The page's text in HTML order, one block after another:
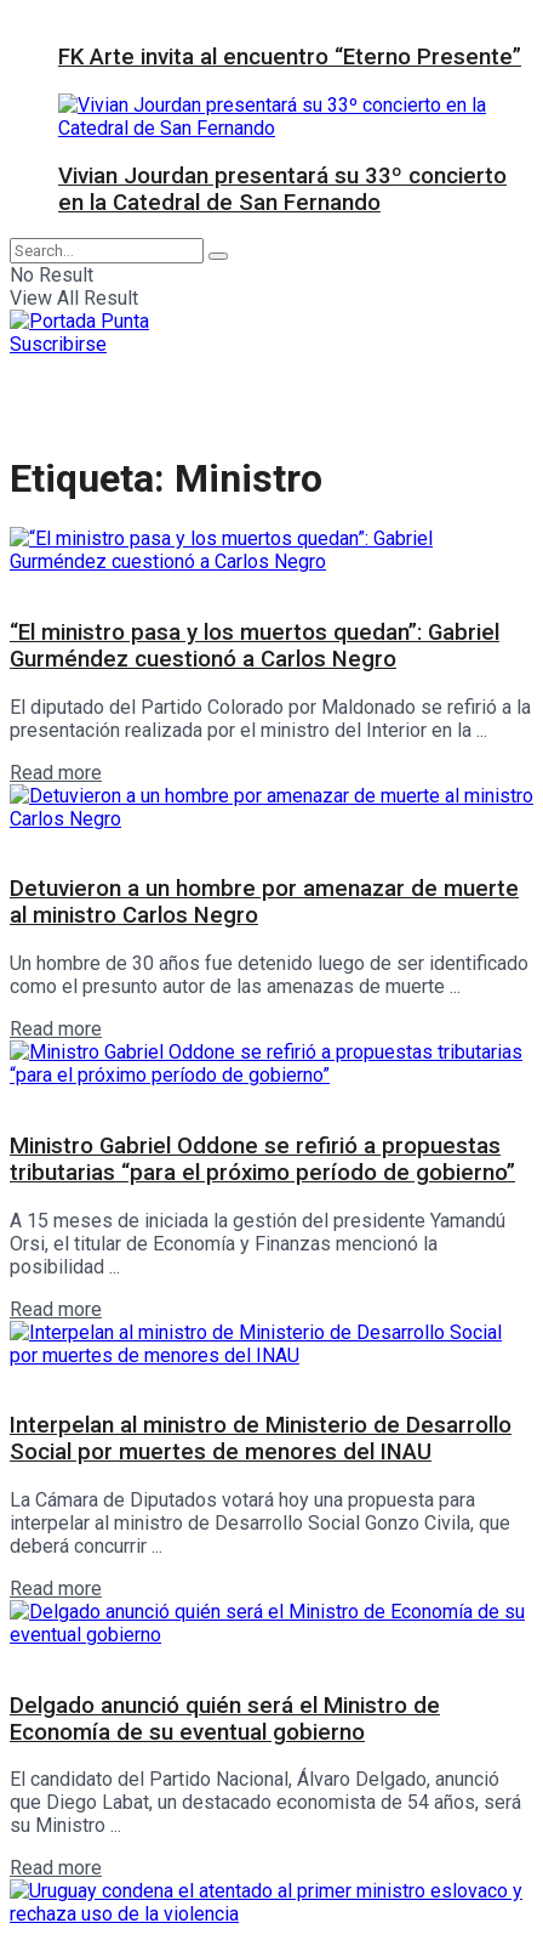
FK Arte invita al encuentro “Eterno Presente”
Vivian Jourdan presentará su 33º concierto
en la Catedral de San Fernando
No Result
View All Result
Suscribirse
Etiqueta: Ministro
“El ministro pasa y los muertos quedan”: Gabriel
Gurméndez cuestionó a Carlos Negro
El diputado del Partido Colorado por Maldonado se refirió a la
presentación realizada por el ministro del Interior en la ...
Read more
Detuvieron a un hombre por amenazar de muerte
al ministro Carlos Negro
Un hombre de 30 años fue detenido luego de ser identificado
como el presunto autor de las amenazas de muerte ...
Read more
Ministro Gabriel Oddone se refirió a propuestas
tributarias “para el próximo período de gobierno”
A 15 meses de iniciada la gestión del presidente Yamandú
Orsi, el titular de Economía y Finanzas mencionó la
posibilidad ...
Read more
Interpelan al ministro de Ministerio de Desarrollo
Social por muertes de menores del INAU
La Cámara de Diputados votará hoy una propuesta para
interpelar al ministro de Desarrollo Social Gonzo Civila, que
deberá concurrir ...
Read more
Delgado anunció quién será el Ministro de
Economía de su eventual gobierno
El candidato del Partido Nacional, Álvaro Delgado, anunció
que Diego Labat, un destacado economista de 54 años, será
su Ministro ...
Read more